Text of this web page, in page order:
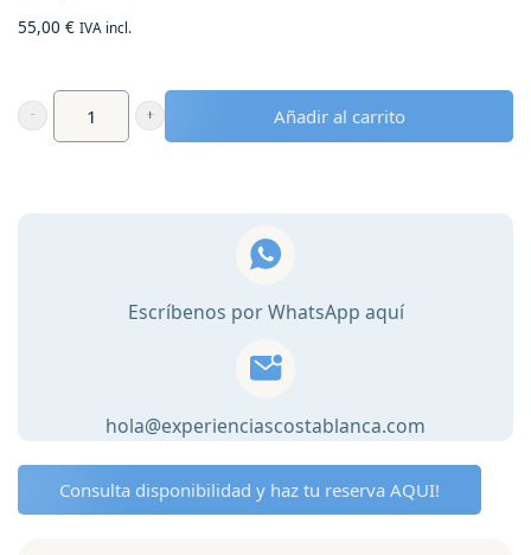
55,00 € IVA incl.
Kayak
Añadir al carrito
Escríbenos por WhatsApp aquí
hola@experienciascostablanca.com
Consulta disponibilidad y haz tu reserva AQUI!